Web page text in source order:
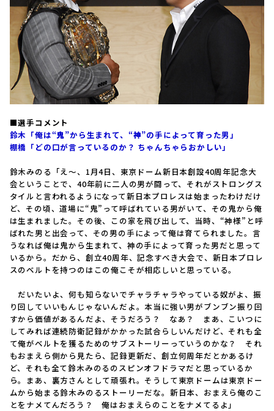
■選手コメント
鈴木「俺は“鬼”から生まれて、“神”の手によって育った男」
棚橋「どの口が言っているのか？ ちゃんちゃらおかしい」
鈴木みのる「え〜、1月4日、東京ドーム新日本創設40周年記念大
会ということで、40年前に二人の男が闘って、それがストロングス
タイルと言われるようになって新日本プロレスは始まったわけだけ
ど、その頃、道場に“鬼”って呼ばれている男がいて、その鬼から俺
は生まれました。その後、この家を飛び出して、当時、“神様”と呼
ばれた男と出会って、その男の手によって俺は育てられました。言
うなれば俺は鬼から生まれて、神の手によって育った男だと思って
いるから。だから、創立40周年、記念すべき大会で、新日本プロレ
スのベルトを持つのはこの俺こそが相応しいと思っている。
だいたいよ、何も知らないでチャラチャラやっている奴がよ、振
り回していいもんじゃないんだよ。本当に強い男がブンブン振り回
すから価値があるんだよ、そうだろう？ なあ？ まあ、こいつに
してみれば連続防衛記録がかかった試合らしいんだけど、それも全
て俺がベルトを獲るためのサブストーリーっていうのかな？ それ
もおまえら側から見たら、記録更新だ、創立何周年だとかあるけ
ど、それも全て鈴木みのるのスピンオフドラマだと思っているか
ら。まあ、裏方さんとして頑張れ。そうして東京ドームは東京ドー
ムから始まる鈴木みのるストーリーだな。新日本、おまえら俺のこ
とをナメてんだろう？ 俺はおまえらのことをナメてるよ」